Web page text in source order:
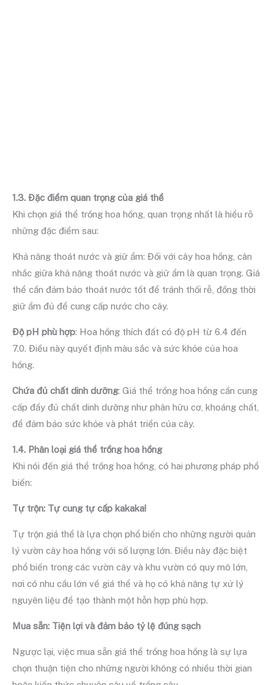
1.3. Đặc điểm quan trọng của giá thể
Khi chọn giá thể trồng hoa hồng, quan trọng nhất là hiểu rõ
những đặc điểm sau:
Khả năng thoát nước và giữ ẩm: Đối với cây hoa hồng, cân
nhắc giữa khả năng thoát nước và giữ ẩm là quan trọng. Giá
thể cần đảm bảo thoát nước tốt để tránh thối rễ, đồng thời
giữ ẩm đủ để cung cấp nước cho cây.
Độ pH phù hợp: Hoa hồng thích đất có độ pH từ 6.4 đến
7.0. Điều này quyết định màu sắc và sức khỏe của hoa
hồng.
Chứa đủ chất dinh dưỡng: Giá thể trồng hoa hồng cần cung
cấp đầy đủ chất dinh dưỡng như phân hữu cơ, khoáng chất,
để đảm bảo sức khỏe và phát triển của cây.
1.4. Phân loại giá thể trồng hoa hồng
Khi nói đến giá thể trồng hoa hồng, có hai phương pháp phổ
biến:
Tự trộn: Tự cung tự cấp kakaka!
Tự trộn giá thể là lựa chọn phổ biến cho những người quản
lý vườn cây hoa hồng với số lượng lớn. Điều này đặc biệt
phổ biến trong các vườn cây và khu vườn có quy mô lớn,
nơi có nhu cầu lớn về giá thể và họ có khả năng tự xử lý
nguyên liệu để tạo thành một hỗn hợp phù hợp.
Mua sẵn: Tiện lợi và đảm bảo tỷ lệ đúng sạch
Ngược lại, việc mua sẵn giá thể trồng hoa hồng là sự lựa
chọn thuận tiện cho những người không có nhiều thời gian